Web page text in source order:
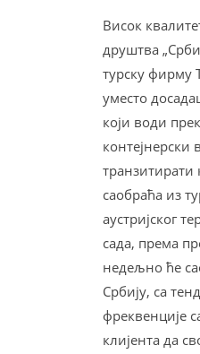
Висок
друштва
турску фирму
уместо
који води
контејнерски
транзитирати
саобраћа из
аустријског
сада, према
недељно ће
Србију, са
фреквенције
клијента да